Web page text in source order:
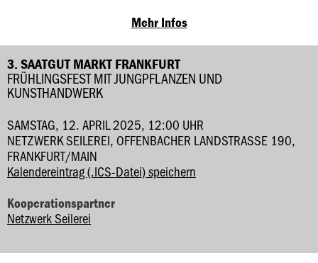
Mehr Infos
3. SAATGUT MARKT FRANKFURT
FRÜHLINGSFEST MIT JUNGPFLANZEN UND
KUNSTHANDWERK
SAMSTAG, 12. APRIL 2025, 12:00 UHR
NETZWERK SEILEREI, OFFENBACHER LANDSTRASSE 190, F
RANKFURT/MAIN
Kalendereintrag (.ICS-Datei) speichern
Kooperationspartner
Netzwerk Seilerei